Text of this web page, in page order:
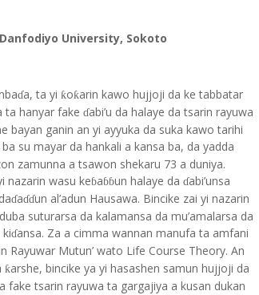
University, Sokoto
ɗa, ta yi ƙoƙarin kawo hujjoji da ke tabbatar
ta hanyar fake ɗabi’u da halaye da tsarin rayuwa
bayan ganin an yi ayyuka da suka kawo tarihi
su mayar da hankali a kansa ba, da yadda
zamunna a tsawon shekaru 73 a duniya.
nazarin wasu keɓaɓɓun halaye da ɗabi’unsa
ɗaɗɗun al’adun Hausawa. Bincike zai yi nazarin
suturarsa da kalamansa da mu’amalarsa da
ɗansa. Za a cimma wannan manufa ta amfani
Rayuwar Mutun’ wato Life Course Theory. An
ƙarshe, bincike ya yi hasashen samun hujjoji da
fake tsarin rayuwa ta gargajiya a kusan dukan